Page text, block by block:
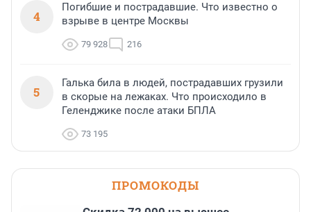
4
Погибшие и пострадавшие. Что известно о
взрыве в центре Москвы
79 928 216
5
Галька била в людей, пострадавших грузили
в скорые на лежаках. Что происходило в
Геленджике после атаки БПЛА
73 195
ПРОМОКОДЫ